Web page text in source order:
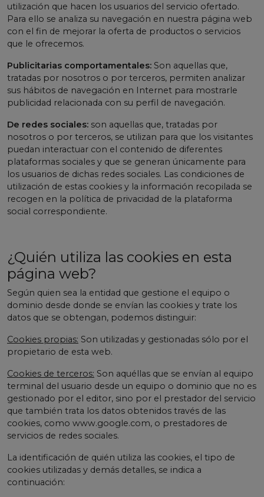
utilización que hacen los usuarios del servicio ofertado.
Para ello se analiza su navegación en nuestra página web
con el fin de mejorar la oferta de productos o servicios
que le ofrecemos.
Publicitarias comportamentales: Son aquellas que,
tratadas por nosotros o por terceros, permiten analizar
sus hábitos de navegación en Internet para mostrarle
publicidad relacionada con su perfil de navegación.
De redes sociales: son aquellas que, tratadas por
nosotros o por terceros, se utilizan para que los visitantes
puedan interactuar con el contenido de diferentes
plataformas sociales y que se generan únicamente para
los usuarios de dichas redes sociales. Las condiciones de
utilización de estas cookies y la información recopilada se
recogen en la política de privacidad de la plataforma
social correspondiente.
¿Quién utiliza las cookies en esta
página web?
Según quien sea la entidad que gestione el equipo o
dominio desde donde se envían las cookies y trate los
datos que se obtengan, podemos distinguir:
Cookies propias: Son utilizadas y gestionadas sólo por el
propietario de esta web.
Cookies de terceros: Son aquéllas que se envían al equipo
terminal del usuario desde un equipo o dominio que no es
gestionado por el editor, sino por el prestador del servicio
que también trata los datos obtenidos través de las
cookies, como www.google.com, o prestadores de
servicios de redes sociales.
La identificación de quién utiliza las cookies, el tipo de
cookies utilizadas y demás detalles, se indica a
continuación: